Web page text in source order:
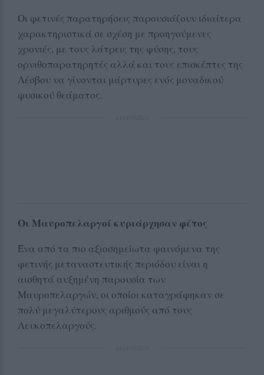
Οι φετινές παρατηρήσεις παρουσιάζουν ιδιαίτερα
χαρακτηριστικά σε σχέση με προηγούμενες
χρονιές, με τους λάτρεις της φύσης, τους
ορνιθοπαρατηρητές αλλά και τους επισκέπτες της
Λέσβου να γίνονται μάρτυρες ενός μοναδικού
φυσικού θεάματος.
Οι Μαυροπελαργοί κυριάρχησαν φέτος
Ένα από τα πιο αξιοσημείωτα φαινόμενα της
φετινής μεταναστευτικής περιόδου είναι η
αισθητά αυξημένη παρουσία των
Μαυροπελαργών, οι οποίοι καταγράφηκαν σε
πολύ μεγαλύτερους αριθμούς από τους
Λευκοπελαργούς.